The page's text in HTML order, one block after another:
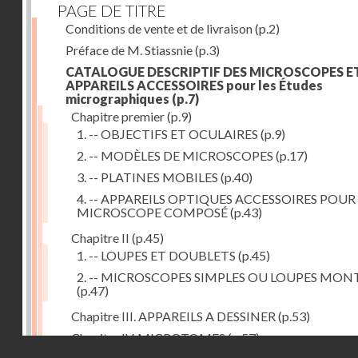
PAGE DE TITRE
Conditions de vente et de livraison(p.2)
Préface de M. Stiassnie(p.3)
CATALOGUE DESCRIPTIF DES MICROSCOPES
APPAREILS ACCESSOIRES pour les Études
micrographiques (p.7)
Chapitre premier(p.9)
1. -- OBJECTIFS ET OCULAIRES (p.9)
2. -- MODÈLES DE MICROSCOPES (p.17)
3. -- PLATINES MOBILES (p.40)
4. -- APPAREILS OPTIQUES ACCESSOIRES POUR
MICROSCOPE COMPOSÉ(p.43)
Chapitre II (p.45)
1. -- LOUPES ET DOUBLETS (p.45)
2. -- MICROSCOPES SIMPLES OU LOUPES
(p.47)
Chapitre III. APPAREILS A DESSINER (p.53)
Chapitre IV. MICROTOMES(p.57)